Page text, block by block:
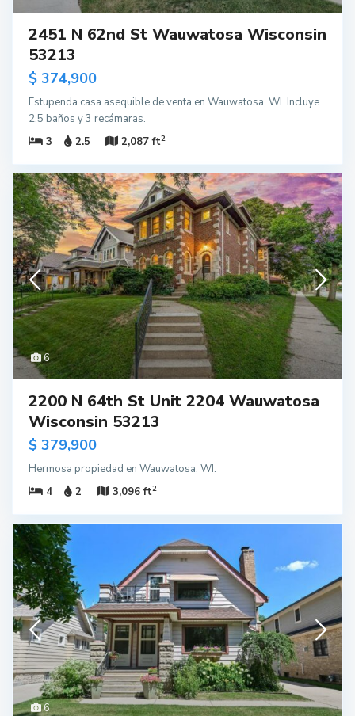
2451 N 62nd St Wauwatosa Wisconsin
53213
$ 374,900
Estupenda casa asequible de venta en Wauwatosa, WI. Incluye
2.5 baños y 3 recámaras.
3
2.5 2,087 ft2
6
2200 N 64th St Unit 2204 Wauwatosa
Wisconsin 53213
$ 379,900
Hermosa propiedad en Wauwatosa, WI.
4
2 3,096 ft2
6